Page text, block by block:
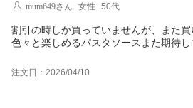
mum649さん
女性 50代
割引の時しか買っていませんが、また買
色々と楽しめるパスタソースまた期待し
注文日：2026/04/10